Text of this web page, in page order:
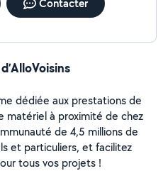
Contacter
dédiée aux prestations de
matériel à proximité de chez
de 4,5 millions de
et particuliers, et facilitez
tous vos projets !